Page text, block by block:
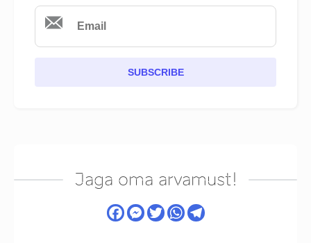
SUBSCRIBE
Jaga oma arvamust!